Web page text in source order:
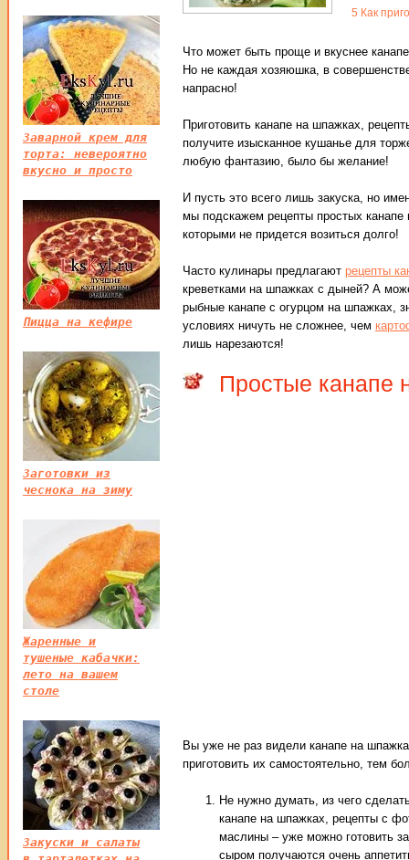
5 Как
Что может быть проще и вкуснее
Но не каждая хозяюшка, в
напрасно!
Приготовить канапе на шпажках,
получите изысканное кушанье для
любую фантазию, было бы желание!
И пусть это всего лишь закуска, но
мы подскажем рецепты простых
которыми не придется возиться долго!
Часто кулинары предлагают рецепты
креветками на шпажках с дыней? А
рыбные канапе с огурцом на шпажках,
условиях ничуть не сложнее, чем
лишь нарезаются!
Простые канапе
Вы уже не раз видели канапе на
приготовить их самостоятельно, тем
Не нужно думать, из чего
канапе на шпажках, рецепты с
маслины – уже можно готовить
сыром получаются очень
Заварной крем для
торта: невероятно
вкусно и просто
Пицца на кефире
Заготовки из
чеснока на зиму
Жаренные и
тушеные кабачки:
лето на вашем
столе
Закуски и салаты